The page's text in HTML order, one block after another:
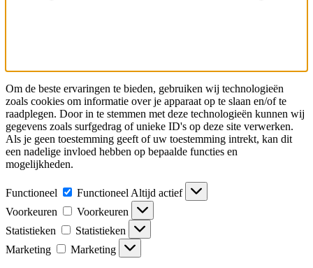
Om de beste ervaringen te bieden, gebruiken wij technologieën
zoals cookies om informatie over je apparaat op te slaan en/of te
raadplegen. Door in te stemmen met deze technologieën kunnen wij
gegevens zoals surfgedrag of unieke ID's op deze site verwerken.
Als je geen toestemming geeft of uw toestemming intrekt, kan dit
een nadelige invloed hebben op bepaalde functies en
mogelijkheden.
Functioneel Functioneel Altijd actief
Voorkeuren
Voorkeuren
Statistieken
Statistieken
Marketing
Marketing